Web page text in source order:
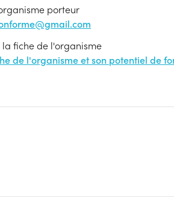
porteur
la fiche de l'organisme
de l'organisme et son potentiel de